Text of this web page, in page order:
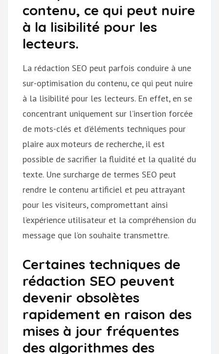
contenu, ce qui peut nuire
à la lisibilité pour les
lecteurs.
La rédaction SEO peut parfois conduire à une
sur-optimisation du contenu, ce qui peut nuire
à la lisibilité pour les lecteurs. En effet, en se
concentrant uniquement sur l’insertion forcée
de mots-clés et d’éléments techniques pour
plaire aux moteurs de recherche, il est
possible de sacrifier la fluidité et la qualité du
texte. Une surcharge de termes SEO peut
rendre le contenu artificiel et peu attrayant
pour les visiteurs, compromettant ainsi
l’expérience utilisateur et la compréhension du
message que l’on souhaite transmettre.
Certaines techniques de
rédaction SEO peuvent
devenir obsolètes
rapidement en raison des
mises à jour fréquentes
des algorithmes des